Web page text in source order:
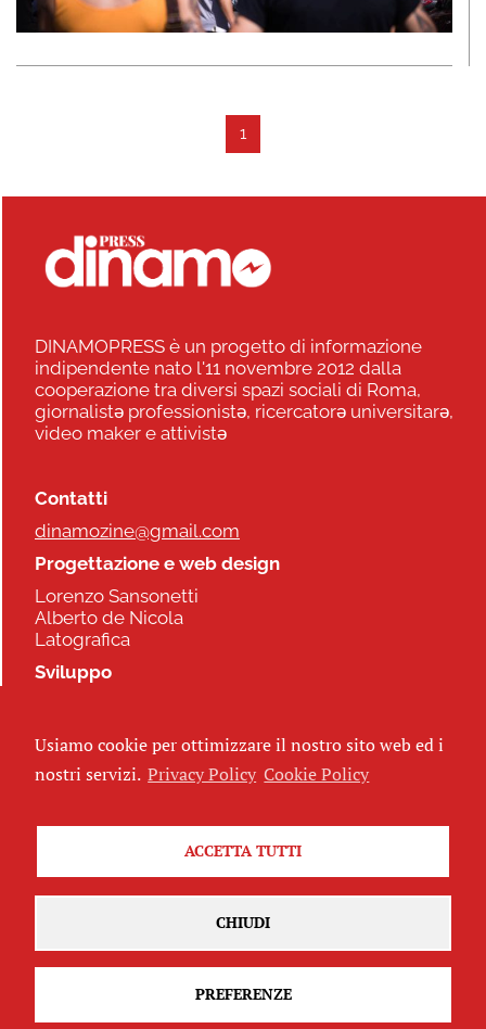
1
DINAMOPRESS è un progetto di informazione
indipendente nato l'11 novembre 2012 dalla
cooperazione tra diversi spazi sociali di Roma,
giornalistə professionistə, ricercatorə universitarə,
video maker e attivistə
Contatti
dinamozine@gmail.com
Progettazione e web design
Lorenzo Sansonetti
Alberto de Nicola
Latografica
Sviluppo
Seguici
Iscriviti alla newsletter
Attribuzione - Non commerciale - Non opere derivate 2.5 Italia
Usiamo cookie per ottimizzare il nostro sito web ed i
nostri servizi. Privacy Policy Cookie Policy
ACCETTA TUTTI
CHIUDI
PREFERENZE